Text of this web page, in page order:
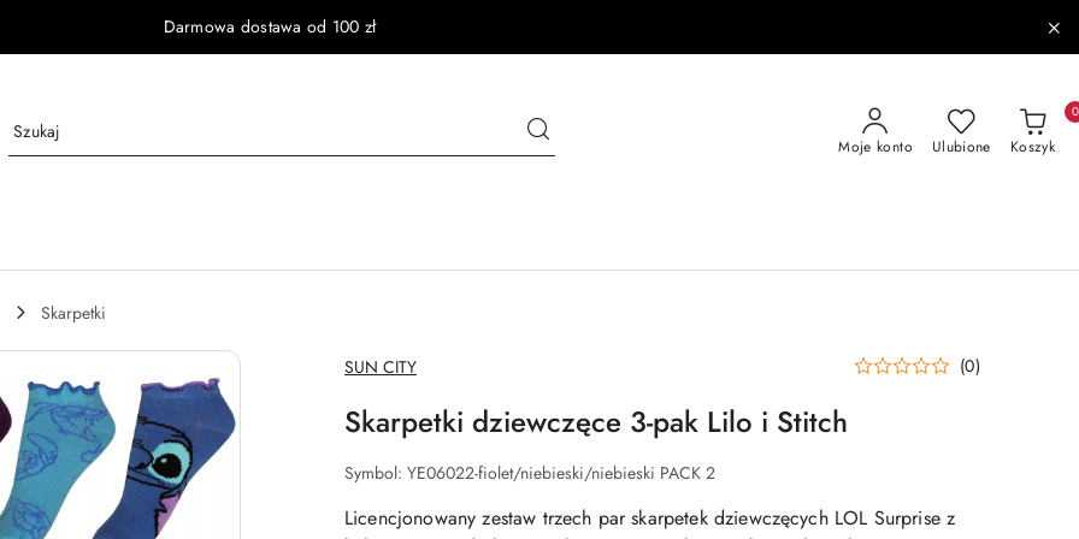
Darmowa dostawa od 100 zł
Moje konto Ulubione Koszyk
0
Skarpetki
NAZWA
PRODUCENTA:
SUN CITY (0)
Skarpetki dziewczęce 3-pak Lilo i Stitch
Symbol: YE06022-fiolet/niebieski/niebieski PACK 2
Licencjonowany zestaw trzech par skarpetek dziewczęcych LOL Surprise z